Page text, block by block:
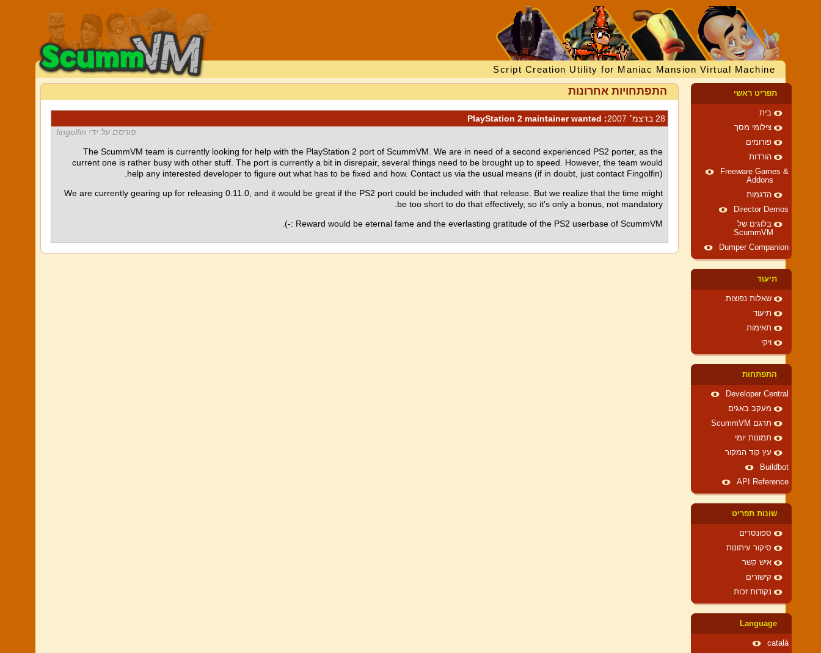
Script Creation Utility for Maniac Mansion Virtual Machine
התפתחויות אחרונות
28 בדצמ׳ 2007
: PlayStation 2 maintainer wanted
פורסם על ידי fingolfin
The ScummVM team is currently looking for help with the PlayStation 2 port of ScummVM. We are in need of a second experienced PS2 porter, as the
current one is rather busy with other stuff. The port is currently a bit in disrepair, several things need to be brought up to speed. However, the team would
help any interested developer to figure out what has to be fixed and how. Contact us via the usual means (if in doubt, just contact Fingolfin).
We are currently gearing up for releasing 0.11.0, and it would be great if the PS2 port could be included with that release. But we realize that the time might
be too short to do that effectively, so it's only a bonus, not mandatory.
Reward would be eternal fame and the everlasting gratitude of the PS2 userbase of ScummVM :-).
תפריט ראשי
בית
צילומי מסך
פורומים
הורדות
Freeware Games &
Addons
הדגמות
Director Demos
בלוגים של
ScummVM
Dumper Companion
תיעוד
שאלות נפוצות.
תיעוד
תאימות
ויקי
התפתחות
Developer Central
מעקב באגים
תרגם ScummVM
תמונות יומי
עץ קוד המקור
Buildbot
API Reference
שונות תפריט
ספונסרים
סיקור עיתונות
איש קשר
קישורים
נקודות זכות
Language
català